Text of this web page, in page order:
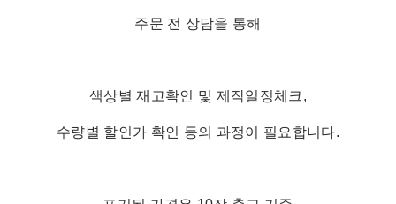
주문 전 상담을 통해
색상별 재고확인 및 제작일정체크,
수량별 할인가 확인 등의 과정이 필요합니다.